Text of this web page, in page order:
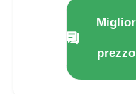
Miglior
prezzo